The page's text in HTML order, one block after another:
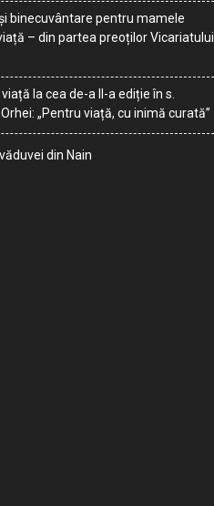
binecuvântare pentru mamele
– din partea preoților Vicariatului
la cea de-a II-a ediție în s.
„Pentru viață, cu inimă curată”
din Nain